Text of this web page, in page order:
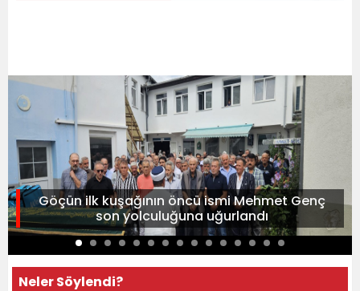
Göçün ilk kuşağının öncü ismi Mehmet Genç
son yolculuğuna uğurlandı
Neler Söylendi?